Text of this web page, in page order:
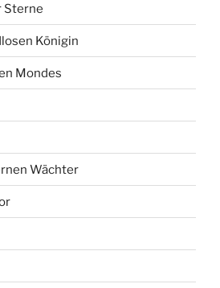
Sterne
Königin
Mondes
Wächter